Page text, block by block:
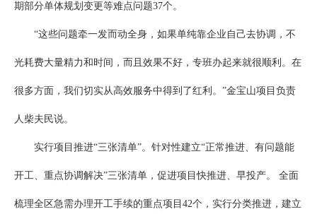
期部分单体规划变更等难点问题37个。
“这些问题牵一发而动全身，如果单纯靠企业自己去协调，不
光耗费大量精力和时间，而且效果不好，专班办起来就很顺利。在
很多方面，我们切实从高效服务中得到了红利。”金宝山项目负责
人柴夫民说。
实行项目推进“三张清单”。针对性建立“正常推进、有问题能
开工、重点协调解决”三张清单，促进项目快推进、早投产。 全面
梳理全区急需办理开工手续的重点项目42个，实行分类推进，建立